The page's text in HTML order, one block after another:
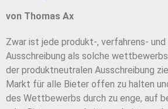
von Thomas Ax
Zwar ist jede produkt-, verfahrens-
Ausschreibung als solche
der produktneutralen Ausschreibung
Markt für alle Bieter offen zu halten
des Wettbewerbs durch zu enge, auf